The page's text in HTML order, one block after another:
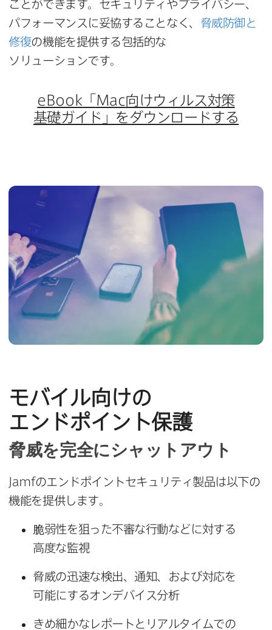
ことができます。​セキュリティや​プライバシー、​
パフォーマンスに​妥協する​ことなく、 脅威防御と​
修復の​機能を​提供する​包括的な​
ソリューションです。
eBook 「 Mac向けウィルス対策
基礎ガイド」を​ダウンロードする
モバイル向けの​
エンドポイント保護
脅威を​完全に​シャットアウト
Jamfの​エンドポイントセキュリティ製品は​以下の​
機能を​提供します。
脆弱性を​狙った​不審な​行動などに​対する​
高度な​監視
脅威の​迅速な​検出、​通知、​および​対応を​
可能に​する​オンデバイス分析
きめ細かな​レポートと​リアルタイムでの​